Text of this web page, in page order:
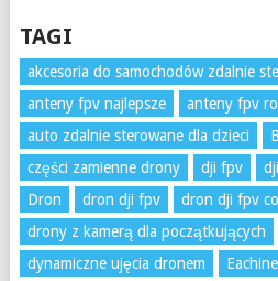
TAGI
akcesoria do samochodów zdalnie
anteny fpv najlepsze
anteny fpv
auto zdalnie sterowane dla dzieci
części zamienne drony
dji fpv
Dron
dron dji fpv
dron dji fpv
drony z kamerą dla początkujących
dynamiczne ujęcia dronem